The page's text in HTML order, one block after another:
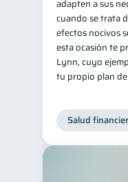
adapten a sus
cuando se trata
efectos nocivos
esta ocasión te
Lynn, cuyo
tu propio plan
Salud